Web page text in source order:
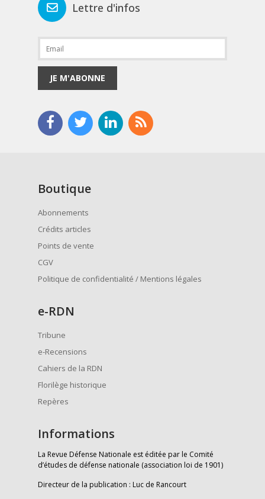
Lettre d'infos
JE M'ABONNE
Boutique
Abonnements
Crédits articles
Points de vente
CGV
Politique de confidentialité / Mentions légales
e-RDN
Tribune
e-Recensions
Cahiers de la RDN
Florilège historique
Repères
Informations
La Revue Défense Nationale est éditée par le Comité
d’études de défense nationale (association loi de 1901)
Directeur de la publication : Luc de Rancourt